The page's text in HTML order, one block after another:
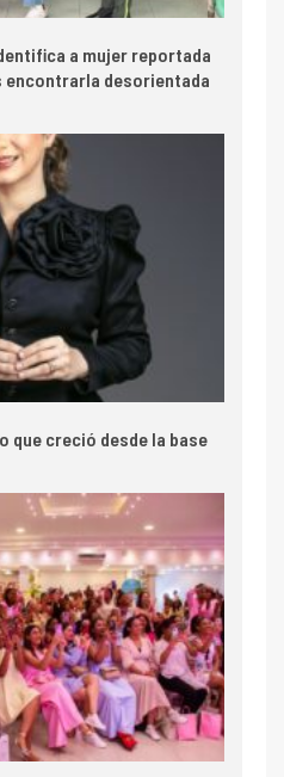
a mujer reportada
encontrarla desorientada
que creció desde la base